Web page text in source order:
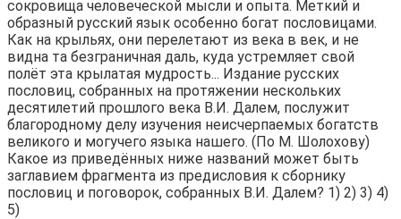
сокровища человеческой мысли и опыта. Меткий и
образный русский язык особенно богат пословицами.
Как на крыльях, они перелетают из века в век, и не
видна та безграничная даль, куда устремляет свой
полёт эта крылатая мудрость... Издание русских
пословиц, собранных на протяжении нескольких
десятилетий прошлого века В.И. Далем, послужит
благородному делу изучения неисчерпаемых богатств
великого и могучего языка нашего. (По М. Шолохову)
Какое из приведённых ниже названий может быть
заглавием фрагмента из предисловия к сборнику
пословиц и поговорок, собранных В.И. Далем? 1) 2) 3) 4)
5)